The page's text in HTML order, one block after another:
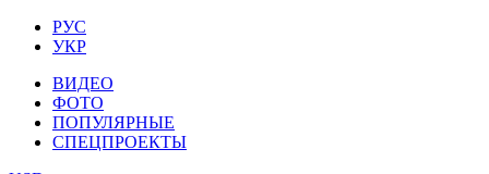
РУС
УКР
ВИДЕО
ФОТО
ПОПУЛЯРНЫЕ
СПЕЦПРОЕКТЫ